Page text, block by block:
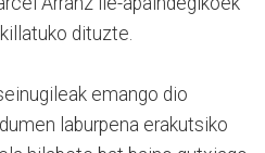
dituzte.
emango dio
laburpena erakutsiko